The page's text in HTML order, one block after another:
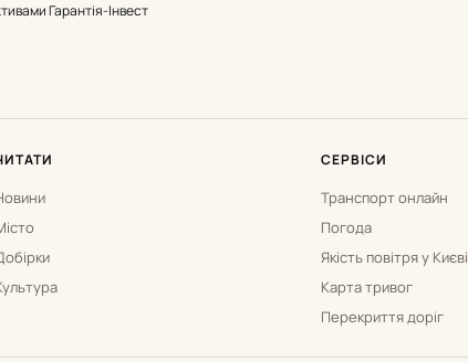
Гарантія-Інвест
СЕРВІСИ
Транспорт онлайн
Погода
Якість повітря у Києві
Карта тривог
Перекриття доріг